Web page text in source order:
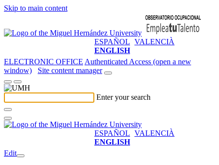
Skip to main content
ESPAÑOL VALENCIÀ
ENGLISH
ELECTRONIC OFFICE Authenticated Access (open a new
window)
Site content manager
Enter your search
ESPAÑOL VALENCIÀ
ENGLISH
Edit